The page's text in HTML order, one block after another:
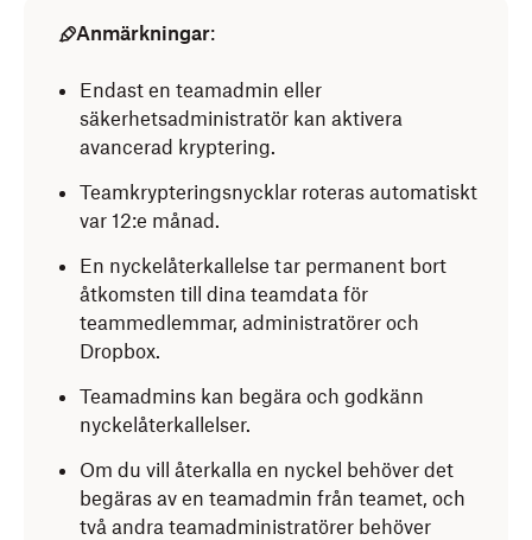
Anmärkningar:
Endast en teamadmin eller
säkerhetsadministratör kan aktivera
avancerad kryptering.
Teamkrypteringsnycklar roteras automatiskt
var 12:e månad.
En nyckelåterkallelse tar permanent bort
åtkomsten till dina teamdata för
teammedlemmar, administratörer och
Dropbox.
Teamadmins kan begära och godkänn
nyckelåterkallelser.
Om du vill återkalla en nyckel behöver det
begäras av en teamadmin från teamet, och
två andra teamadministratörer behöver